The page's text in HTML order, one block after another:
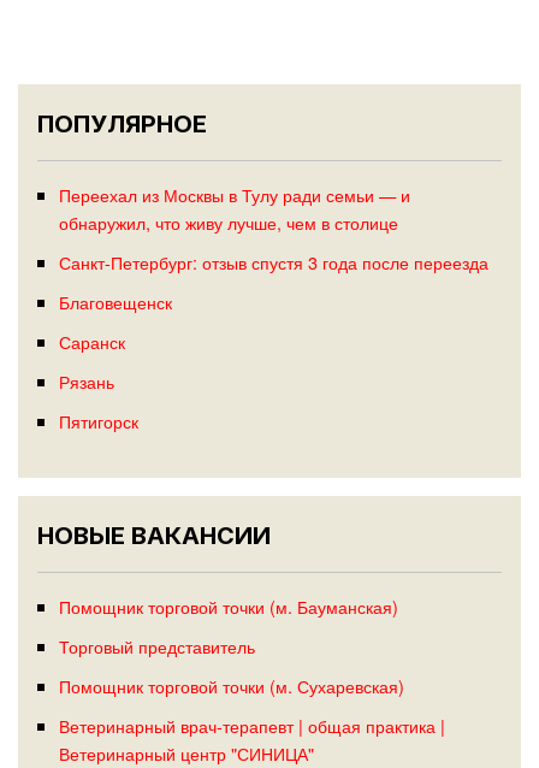
ПОПУЛЯРНОЕ
Переехал из Москвы в Тулу ради семьи — и
обнаружил, что живу лучше, чем в столице
Санкт-Петербург: отзыв спустя 3 года после переезда
Благовещенск
Саранск
Рязань
Пятигорск
НОВЫЕ ВАКАНСИИ
Помощник торговой точки (м. Бауманская)
Торговый представитель
Помощник торговой точки (м. Сухаревская)
Ветеринарный врач-терапевт | общая практика |
Ветеринарный центр "СИНИЦА"